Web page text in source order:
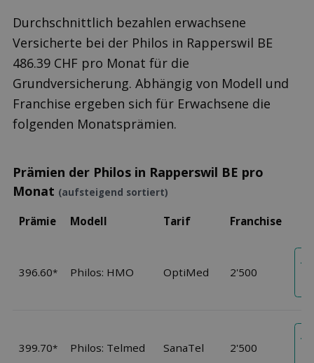
Durchschnittlich bezahlen erwachsene
Versicherte bei der Philos in Rapperswil BE
486.39 CHF pro Monat für die
Grundversicherung. Abhängig von Modell und
Franchise ergeben sich für Erwachsene die
folgenden Monatsprämien.
Prämien der Philos in Rapperswil BE pro
Monat (aufsteigend sortiert)
Prämie Modell Tarif Franchise
396.60* Philos: HMO OptiMed 2'500
399.70* Philos: Telmed SanaTel 2'500